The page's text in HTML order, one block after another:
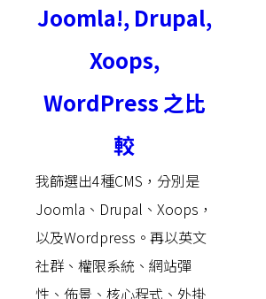
Joomla!, Drupal,
Xoops,
WordPress 之比
較
我篩選出4種CMS，分別是
Joomla、Drupal、Xoops，
以及Wordpress。再以英文
社群、權限系統、網站彈
性、佈景、核心程式、外掛